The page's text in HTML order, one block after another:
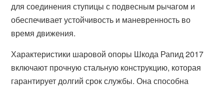
для соединения ступицы с подвесным рычагом и
обеспечивает устойчивость и маневренность во
время движения.
Характеристики шаровой опоры Шкода Рапид 2017
включают прочную стальную конструкцию, которая
гарантирует долгий срок службы. Она способна